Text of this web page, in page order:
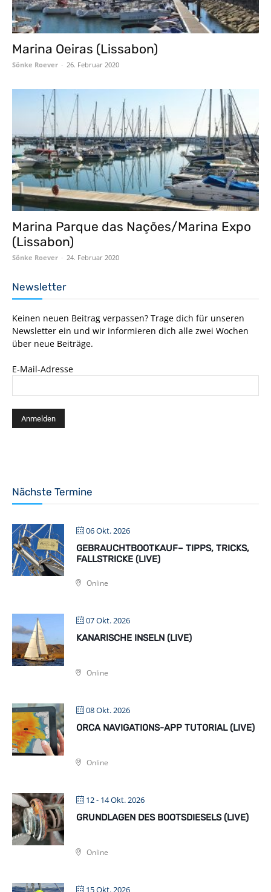
Marina Oeiras (Lissabon)
Sönke Roever - 26. Februar 2020
Marina Parque das Nações/Marina Expo
(Lissabon)
Sönke Roever - 24. Februar 2020
Newsletter
Keinen neuen Beitrag verpassen? Trage dich für unseren
Newsletter ein und wir informieren dich alle zwei Wochen
über neue Beiträge.
E-Mail-Adresse
Nächste Termine
06 Okt. 2026
GEBRAUCHTBOOTKAUF– TIPPS, TRICKS,
FALLSTRICKE (LIVE)
Online
07 Okt. 2026
KANARISCHE INSELN (LIVE)
Online
08 Okt. 2026
ORCA NAVIGATIONS-APP TUTORIAL (LIVE)
Online
12 - 14 Okt. 2026
GRUNDLAGEN DES BOOTSDIESELS (LIVE)
Online
15 Okt. 2026